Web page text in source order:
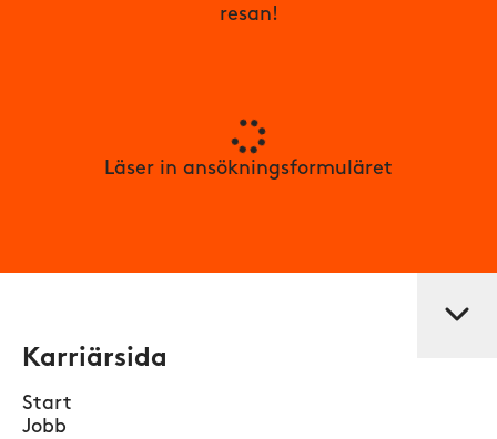
resan!
Läser in ansökningsformuläret
Karriärsida
Start
Jobb